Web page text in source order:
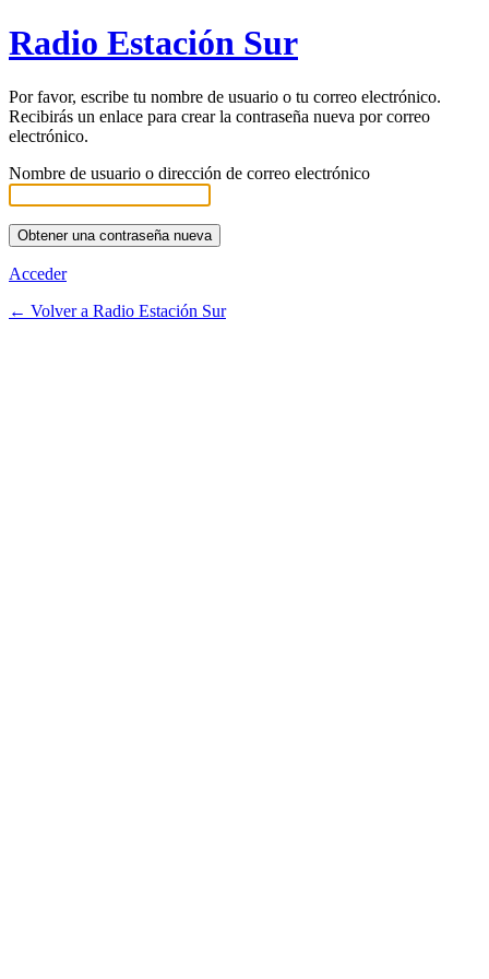
Radio Estación Sur
Por favor, escribe tu nombre de usuario o tu correo electrónico.
Recibirás un enlace para crear la contraseña nueva por correo
electrónico.
Nombre de usuario o dirección de correo electrónico
Acceder
← Volver a Radio Estación Sur